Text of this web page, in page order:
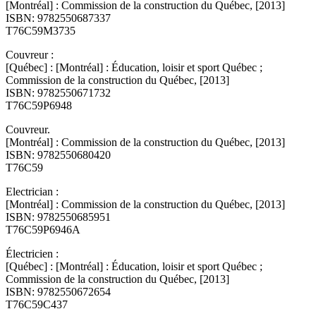
[Montréal] : Commission de la construction du Québec, [2013]
ISBN: 9782550687337
T76C59M3735
Couvreur :
[Québec] : [Montréal] : Éducation, loisir et sport Québec ;
Commission de la construction du Québec, [2013]
ISBN: 9782550671732
T76C59P6948
Couvreur.
[Montréal] : Commission de la construction du Québec, [2013]
ISBN: 9782550680420
T76C59
Electrician :
[Montréal] : Commission de la construction du Québec, [2013]
ISBN: 9782550685951
T76C59P6946A
Électricien :
[Québec] : [Montréal] : Éducation, loisir et sport Québec ;
Commission de la construction du Québec, [2013]
ISBN: 9782550672654
T76C59C437